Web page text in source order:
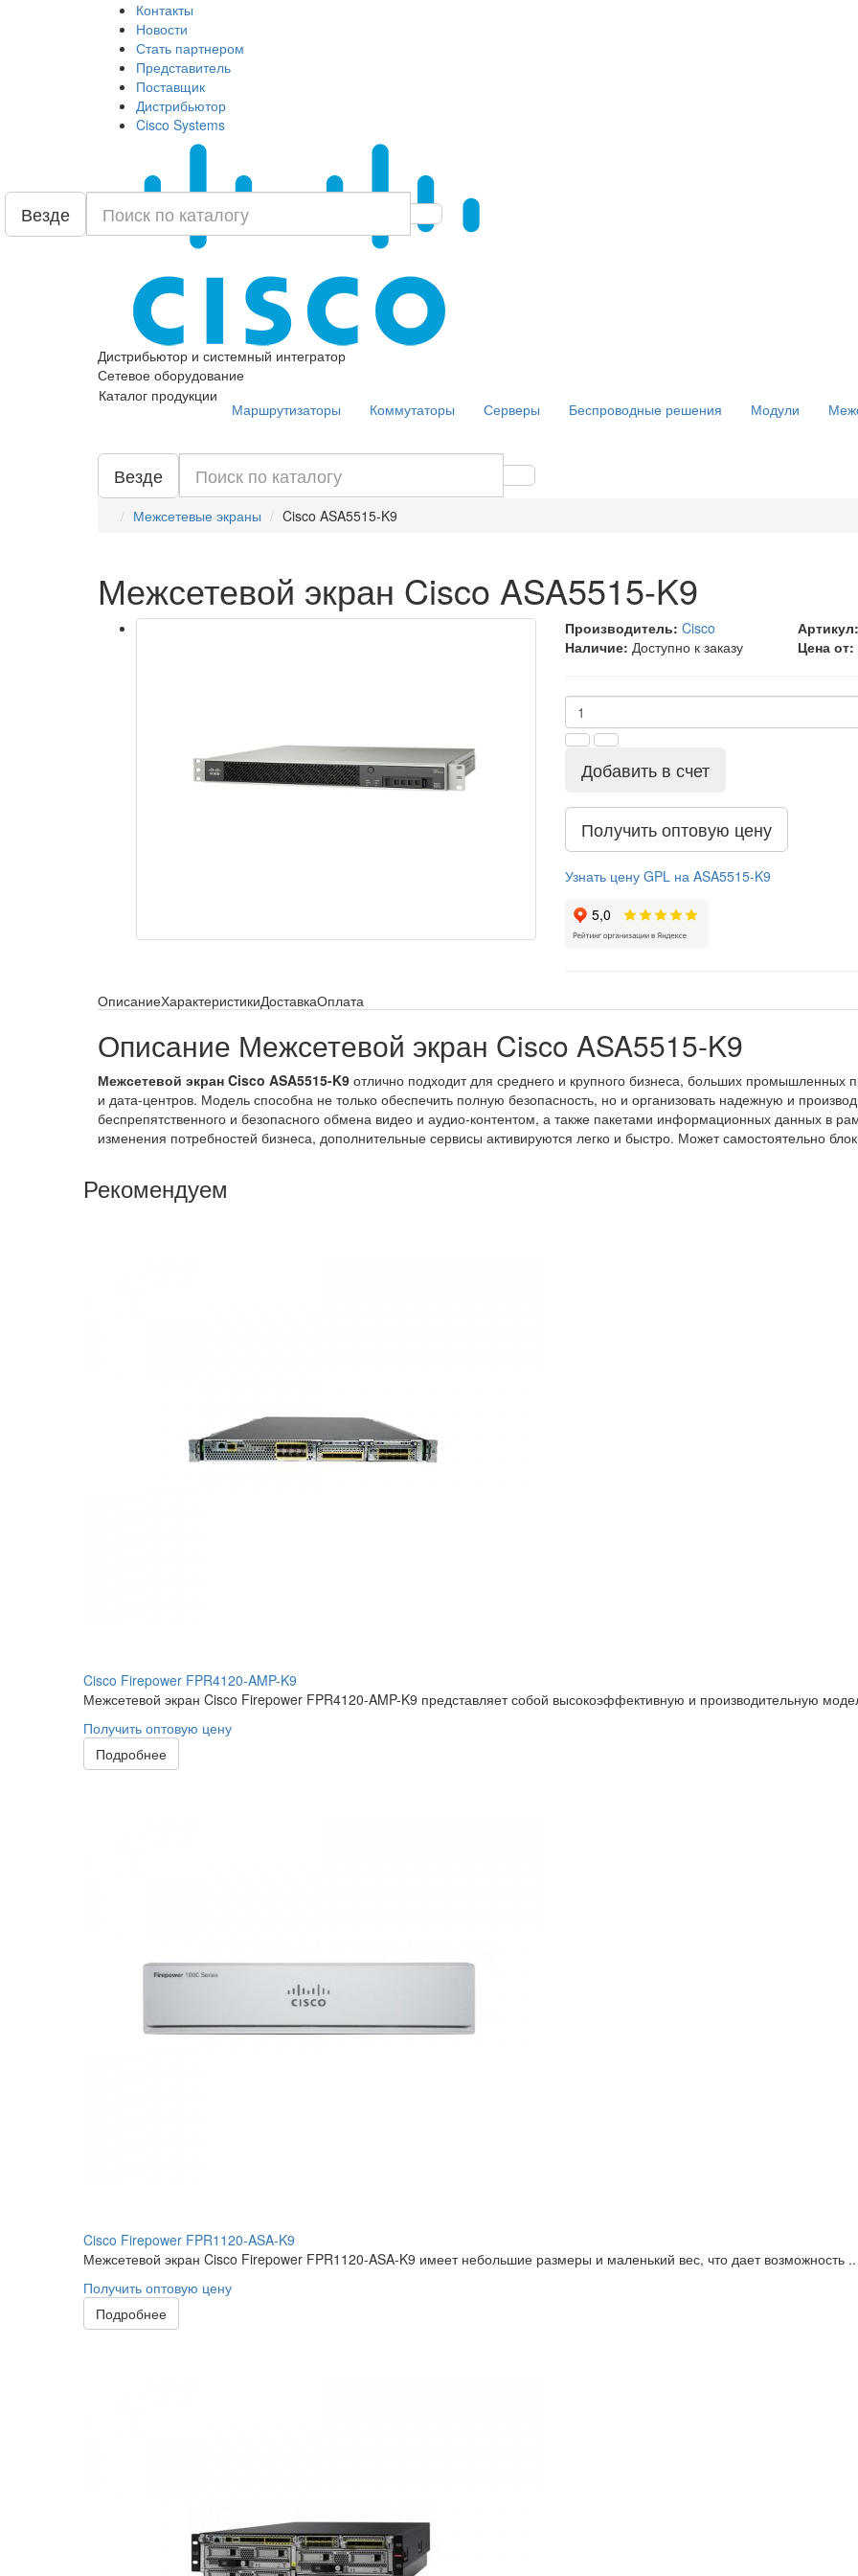
Контакты
Новости
Стать партнером
Представитель
Поставщик
Дистрибьютор
Cisco Systems
Дистрибьютор и системный интегратор
Сетевое оборудование
Везде
Каталог продукции
Маршрутизаторы Коммутаторы Серверы Беспроводные решения Модули
Везде
Межсетевые экраны Cisco ASA5515-K9
Межсетевой экран Cisco ASA5515-K9
Производитель: Cisco Артикул:
Наличие: Доступно к заказу Цена от:
Добавить в счет
Получить оптовую цену
Узнать цену GPL на ASA5515-K9
ОписаниеХарактеристикиДоставкаОплата
Описание Межсетевой экран Cisco ASA5515-K9
Межсетевой экран Cisco ASA5515-K9 отлично подходит для среднего и крупного бизнеса, больших
и дата-центров. Модель способна не только обеспечить полную безопасность, но и организовать надежную и
беспрепятственного и безопасного обмена видео и аудио-контентом, а также пакетами информационных данных в
изменения потребностей бизнеса, дополнительные сервисы активируются легко и быстро. Может самостоятельно
Рекомендуем
Cisco Firepower FPR4120-AMP-K9
Межсетевой экран Cisco Firepower FPR4120-AMP-K9 представляет собой высокоэффективную и производительную
Получить оптовую цену
Подробнее
Cisco Firepower FPR1120-ASA-K9
Межсетевой экран Cisco Firepower FPR1120-ASA-K9 имеет небольшие размеры и маленький вес, что дает возможность ..
Получить оптовую цену
Подробнее